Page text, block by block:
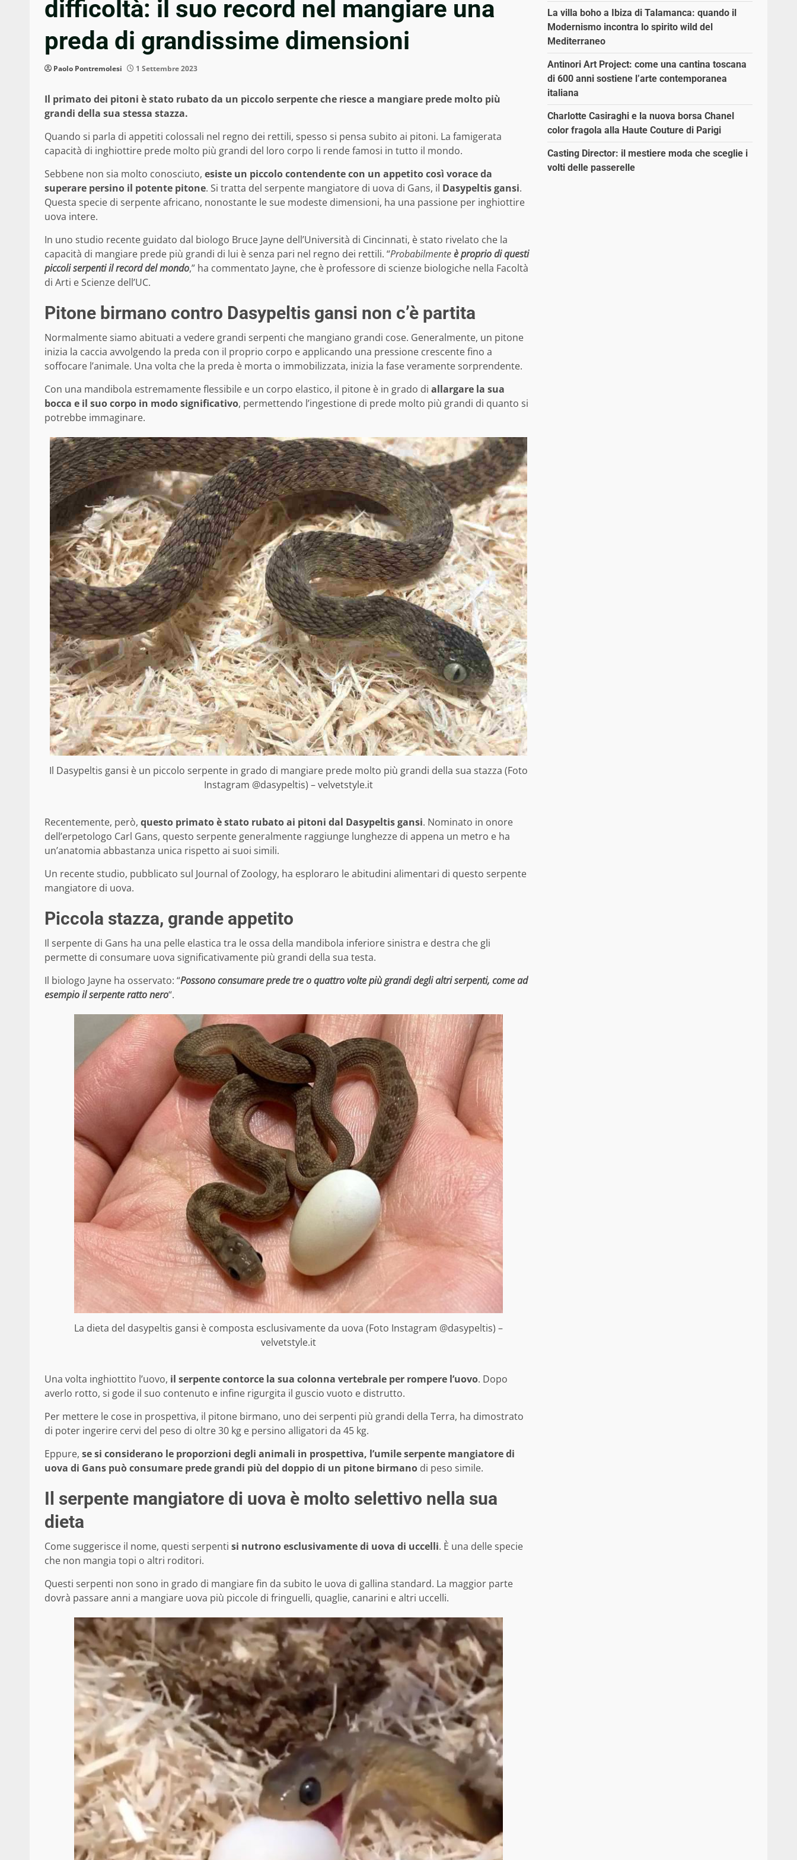
difficoltà: il suo record nel mangiare una
preda di grandissime dimensioni
Paolo Pontremolesi 1 Settembre 2023
Il primato dei pitoni è stato rubato da un piccolo serpente che riesce a mangiare prede molto più
grandi della sua stessa stazza.
Quando si parla di appetiti colossali nel regno dei rettili, spesso si pensa subito ai pitoni. La famigerata
capacità di inghiottire prede molto più grandi del loro corpo li rende famosi in tutto il mondo.
Sebbene non sia molto conosciuto, esiste un piccolo contendente con un appetito così vorace da
superare persino il potente pitone. Si tratta del serpente mangiatore di uova di Gans, il Dasypeltis gansi.
Questa specie di serpente africano, nonostante le sue modeste dimensioni, ha una passione per inghiottire
uova intere.
In uno studio recente guidato dal biologo Bruce Jayne dell’Università di Cincinnati, è stato rivelato che la
capacità di mangiare prede più grandi di lui è senza pari nel regno dei rettili. “Probabilmenteè proprio di questi
piccoli serpenti il record del mondo,” ha commentato Jayne, che è professore di scienze biologiche nella Facoltà
di Arti e Scienze dell’UC.
Pitone birmano contro Dasypeltis gansi non c’è partita
Normalmente siamo abituati a vedere grandi serpenti che mangiano grandi cose. Generalmente, un pitone
inizia la caccia avvolgendo la preda con il proprio corpo e applicando una pressione crescente fino a
soffocare l’animale. Una volta che la preda è morta o immobilizzata, inizia la fase veramente sorprendente.
Con una mandibola estremamente flessibile e un corpo elastico, il pitone è in grado di allargare la sua
bocca e il suo corpo in modo significativo, permettendo l’ingestione di prede molto più grandi di quanto si
potrebbe immaginare.
Il Dasypeltis gansi è un piccolo serpente in grado di mangiare prede molto più grandi della sua stazza (Foto
Instagram @dasypeltis) – velvetstyle.it
Recentemente, però, questo primato è stato rubato ai pitoni dal Dasypeltis gansi. Nominato in onore
dell’erpetologo Carl Gans, questo serpente generalmente raggiunge lunghezze di appena un metro e ha
un’anatomia abbastanza unica rispetto ai suoi simili.
Un recente studio, pubblicato sul Journal of Zoology, ha esploraro le abitudini alimentari di questo serpente
mangiatore di uova.
Piccola stazza, grande appetito
Il serpente di Gans ha una pelle elastica tra le ossa della mandibola inferiore sinistra e destra che gli
permette di consumare uova significativamente più grandi della sua testa.
Il biologo Jayne ha osservato: “Possono consumare prede tre o quattro volte più grandi degli altri serpenti, come ad
esempio il serpente ratto nero“.
La dieta del dasypeltis gansi è composta esclusivamente da uova (Foto Instagram @dasypeltis) –
velvetstyle.it
Una volta inghiottito l’uovo, il serpente contorce la sua colonna vertebrale per rompere l’uovo. Dopo
averlo rotto, si gode il suo contenuto e infine rigurgita il guscio vuoto e distrutto.
Per mettere le cose in prospettiva, il pitone birmano, uno dei serpenti più grandi della Terra, ha dimostrato
di poter ingerire cervi del peso di oltre 30 kg e persino alligatori da 45 kg.
Eppure, se si considerano le proporzioni degli animali in prospettiva, l’umile serpente mangiatore di
uova di Gans può consumare prede grandi più del doppio di un pitone birmano di peso simile.
Il serpente mangiatore di uova è molto selettivo nella sua
dieta
Come suggerisce il nome, questi serpenti si nutrono esclusivamente di uova di uccelli. È una delle specie
che non mangia topi o altri roditori.
Questi serpenti non sono in grado di mangiare fin da subito le uova di gallina standard. La maggior parte
dovrà passare anni a mangiare uova più piccole di fringuelli, quaglie, canarini e altri uccelli.
La villa boho a Ibiza di Talamanca: quando il
Modernismo incontra lo spirito wild del
Mediterraneo
Antinori Art Project: come una cantina toscana
di 600 anni sostiene l’arte contemporanea
italiana
Charlotte Casiraghi e la nuova borsa Chanel
color fragola alla Haute Couture di Parigi
Casting Director: il mestiere moda che sceglie i
volti delle passerelle